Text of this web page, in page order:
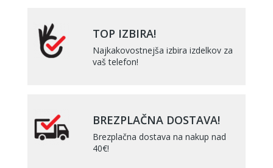
TOP IZBIRA!
Najkakovostnejša izbira izdelkov za
vaš telefon!
BREZPLAČNA DOSTAVA!
Brezplačna dostava na nakup nad
40€!